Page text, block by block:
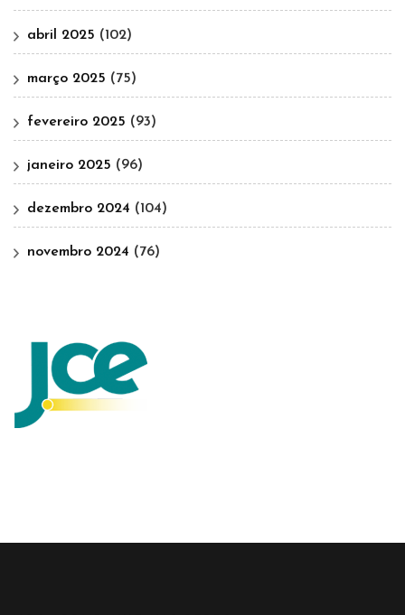
abril 2025 (102)
março 2025 (75)
fevereiro 2025 (93)
janeiro 2025 (96)
dezembro 2024 (104)
novembro 2024 (76)